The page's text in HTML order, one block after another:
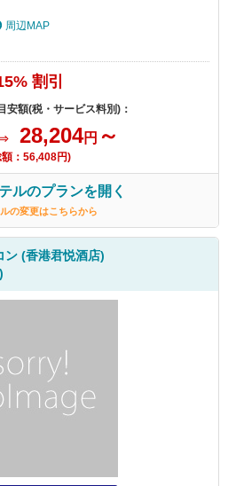
周辺MAP
割引
安額(税・サービス料別)：
28,204円 ～
額：56,408円)
ルのプランを開く
の変更はこちらから
ン (香港君悦酒店)